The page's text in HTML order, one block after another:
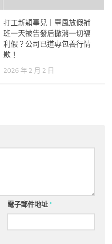
打工新穎事兒｜臺風放假補
班一天被告發后撤消一切福
利假？公司已道專包養行情
歉！
2026 年 2 月 2 日
電子郵件地址*